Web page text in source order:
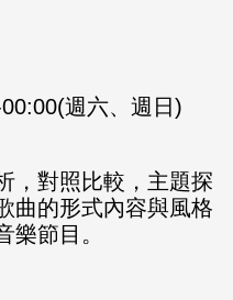
週六、週日)
，對照比較，主題探
曲的形式內容與風格
樂節目。